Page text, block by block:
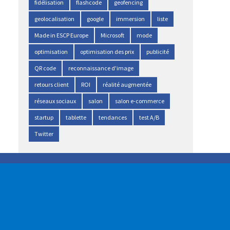
fidélisation flashcode geofencing
geolocalisation google immersion liste
Made in ESCP Europe Microsoft mode
optimisation optimisation des prix publicité
QR code reconnaissance d'image
retours client ROI réalité augmentée
réseaux sociaux salon salon e-commerce
startup tablette tendances test A/B
Twitter